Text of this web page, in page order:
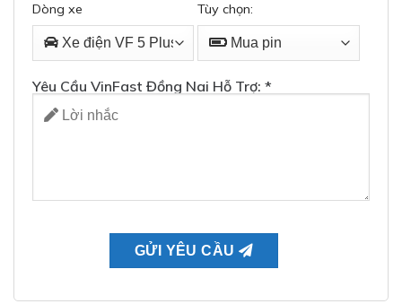
Dòng xe Tùy chọn:
Yêu Cầu VinFast Đồng Nai Hỗ Trợ: *